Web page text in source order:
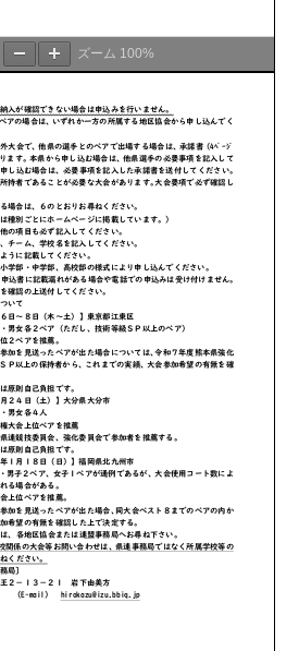
ズーム 100%